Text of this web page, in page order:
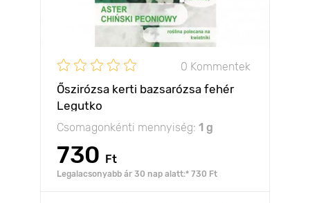
0 Kommentek
Őszirózsa kerti bazsarózsa fehér
Legutko
Csomagonkénti mennyiség: 1 g
730 Ft
Legalacsonyabb ár 30 nap alatt:* 730 Ft